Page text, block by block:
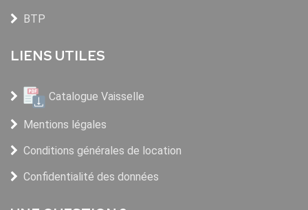
BTP
LIENS UTILES
Catalogue Vaisselle
Mentions légales
Conditions générales de location
Confidentialité des données